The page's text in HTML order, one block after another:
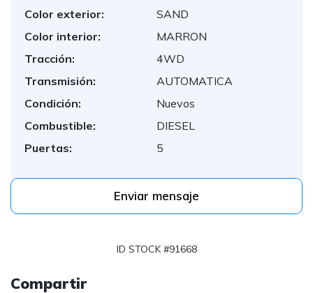
Color exterior:
SAND
Color interior:
MARRON
Tracción:
4WD
Transmisión:
AUTOMATICA
Condición:
Nuevos
Combustible:
DIESEL
Puertas:
5
Enviar mensaje
ID STOCK #91668
Compartir